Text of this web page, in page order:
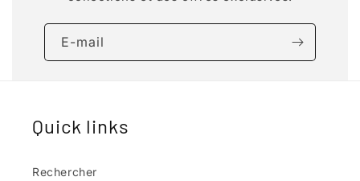
E-mail
Quick links
Rechercher